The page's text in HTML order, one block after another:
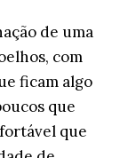
de uma
com
ficam algo
que
que